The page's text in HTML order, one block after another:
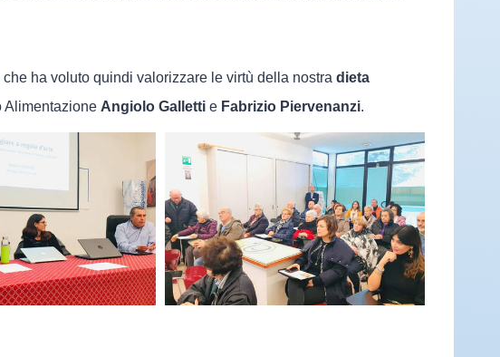
che ha voluto quindi valorizzare le virtù della nostra dieta
Alimentazione Angiolo Galletti e Fabrizio Piervenanzi.